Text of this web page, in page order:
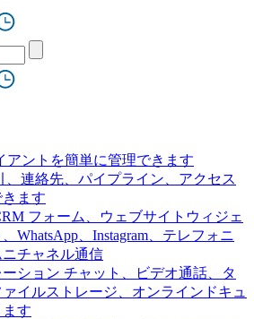
アントを簡単に管理できます
、連絡先、パイプライン、アクセス
ます
フォーム、ウェブサイトウィジェ
WhatsApp、Instagram、テレフォニ
チャネル通信
ション チャット、ビデオ通話、タ
イルストレージ、オンラインドキュ
す